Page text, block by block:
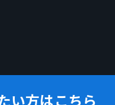
い方はこちら